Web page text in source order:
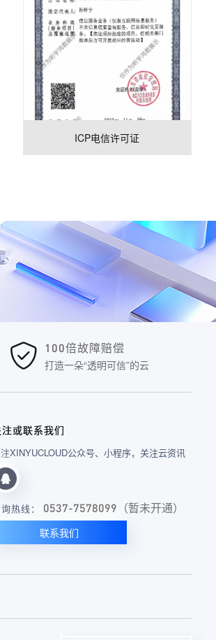
ICP电信许可证
100倍故障赔偿
打造一朵“透明可信”的云
或联系我们
XINYUCLOUD公众号、小程序，关注云资讯
热线： 0537-7578099（暂未开通）
联系我们